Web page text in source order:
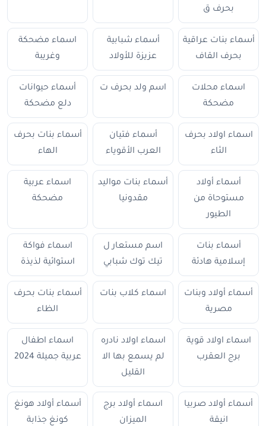
بحرف ق
أسماء بنات عراقية
بحرف القاف
أسماء شبابية
عزيزة للأولاد
اسماء مضحكة
وغريبة
اسماء محلات
مضحكة
اسم ولد بحرف ت
أسماء حيوانات
دلع مضحكة
اسماء اولاد بحرف
الثاء
أسماء فتيان
العرب الأقوياء
أسماء بنات بحرف
الهاء
أسماء أولاد
مستوحاة من
الطيور
أسماء بنات مواليد
مقدونيا
اسماء عربية
مضحكة
أسماء بنات
إسلامية هادئة
اسم مستعار ل
تيك توك شبابي
اسماء فواكة
استوائية لذيذة
أسماء أولاد وبنات
مصرية
اسماء كلاب بنات
أسماء بنات بحرف
الظاء
اسماء اولاد قوية
برج العقرب
اسماء اولاد نادره
لم يسمع بها الا
القليل
اسماء اطفال
عربية جميلة 2024
أسماء أولاد صربيا
انيقة
اسماء أولاد برج
الميزان
أسماء أولاد هونغ
كونغ جذابة